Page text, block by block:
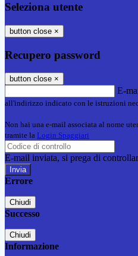
Seleziona utente
button close ×
Recupero password
button close ×
E-
all'indirizzo indicato con le istruzioni
Non hai una e-mail associata al nome
tramite la Login Spaggiari
E-mail inviata, si prega di
Errore
Chiudi
Successo
Chiudi
Informazione